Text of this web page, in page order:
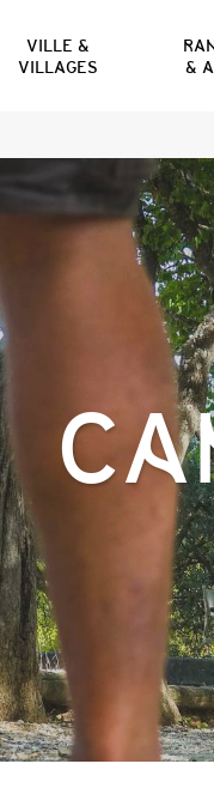
VILLE &
VILLAGES
&